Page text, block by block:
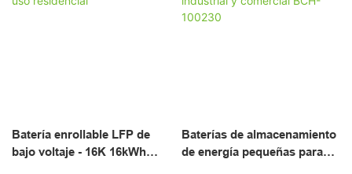
Batería enrollable LFP de
bajo voltaje - 16K 16kWh
Baterías de almacenamiento
de energía pequeñas para